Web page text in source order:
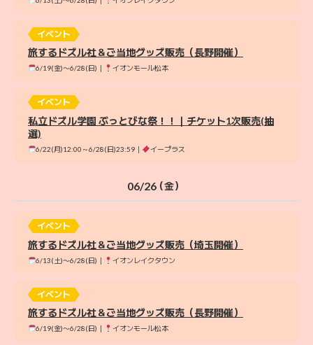
イベント
旅するドズル社＆ご当地グッズ販売（長野開催）
6/19(金)〜6/28(日)｜ イオンモール松本
イベント
私立ドズル学園 ぶっとびな祭！！｜チケット1次販売(抽
選)
6/22(月)12:00～6/28(日)23:59｜ イープラス
06/26（金）
イベント
旅するドズル社＆ご当地グッズ販売（埼玉開催）
6/13(土)〜6/28(日)｜ イオンレイクタウン
イベント
旅するドズル社＆ご当地グッズ販売（長野開催）
6/19(金)〜6/28(日)｜ イオンモール松本